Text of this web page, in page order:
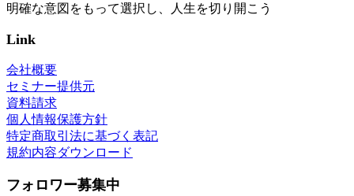
明確な意図をもって選択し、人生を切り開こう
Link
会社概要
セミナー提供元
資料請求
個人情報保護方針
特定商取引法に基づく表記
規約内容ダウンロード
フォロワー募集中